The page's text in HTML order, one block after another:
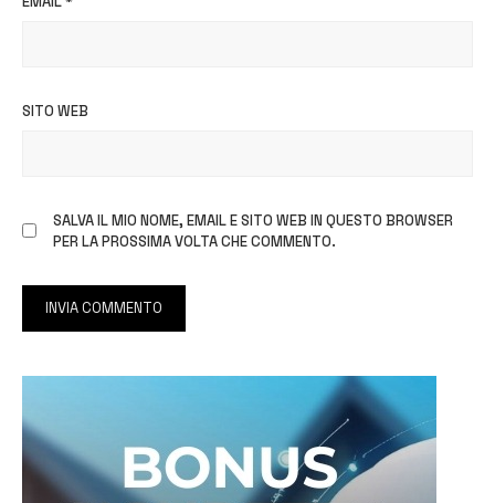
SITO WEB
SALVA IL MIO NOME, EMAIL E SITO WEB IN QUESTO BROWSER
PER LA PROSSIMA VOLTA CHE COMMENTO.